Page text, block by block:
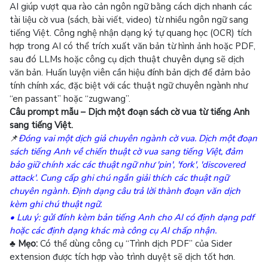
AI giúp vượt qua rào cản ngôn ngữ bằng cách dịch nhanh các
tài liệu cờ vua (sách, bài viết, video) từ nhiều ngôn ngữ sang
tiếng Việt. Công nghệ nhận dạng ký tự quang học (OCR) tích
hợp trong AI có thể trích xuất văn bản từ hình ảnh hoặc PDF,
sau đó LLMs hoặc công cụ dịch thuật chuyên dụng sẽ dịch
văn bản. Huấn luyện viên cần hiệu đính bản dịch để đảm bảo
tính chính xác, đặc biệt với các thuật ngữ chuyên ngành như
“en passant” hoặc “zugwang”.
Câu prompt mẫu – Dịch một đoạn sách cờ vua từ tiếng Anh
sang tiếng Việt.
📌Đóng vai một dịch giả chuyên ngành cờ vua. Dịch một đoạn
sách tiếng Anh về chiến thuật cờ vua sang tiếng Việt, đảm
bảo giữ chính xác các thuật ngữ như 'pin', 'fork', 'discovered
attack'. Cung cấp ghi chú ngắn giải thích các thuật ngữ
chuyên ngành. Định dạng câu trả lời thành đoạn văn dịch
kèm ghi chú thuật ngữ.
• Lưu ý: gửi đính kèm bản tiếng Anh cho AI có định dạng pdf
hoặc các định dạng khác mà công cụ AI chấp nhận.
♣ Mẹo: Có thể dùng công cụ “Trình dịch PDF” của Sider
extension được tích hợp vào trình duyệt sẽ dịch tốt hơn.